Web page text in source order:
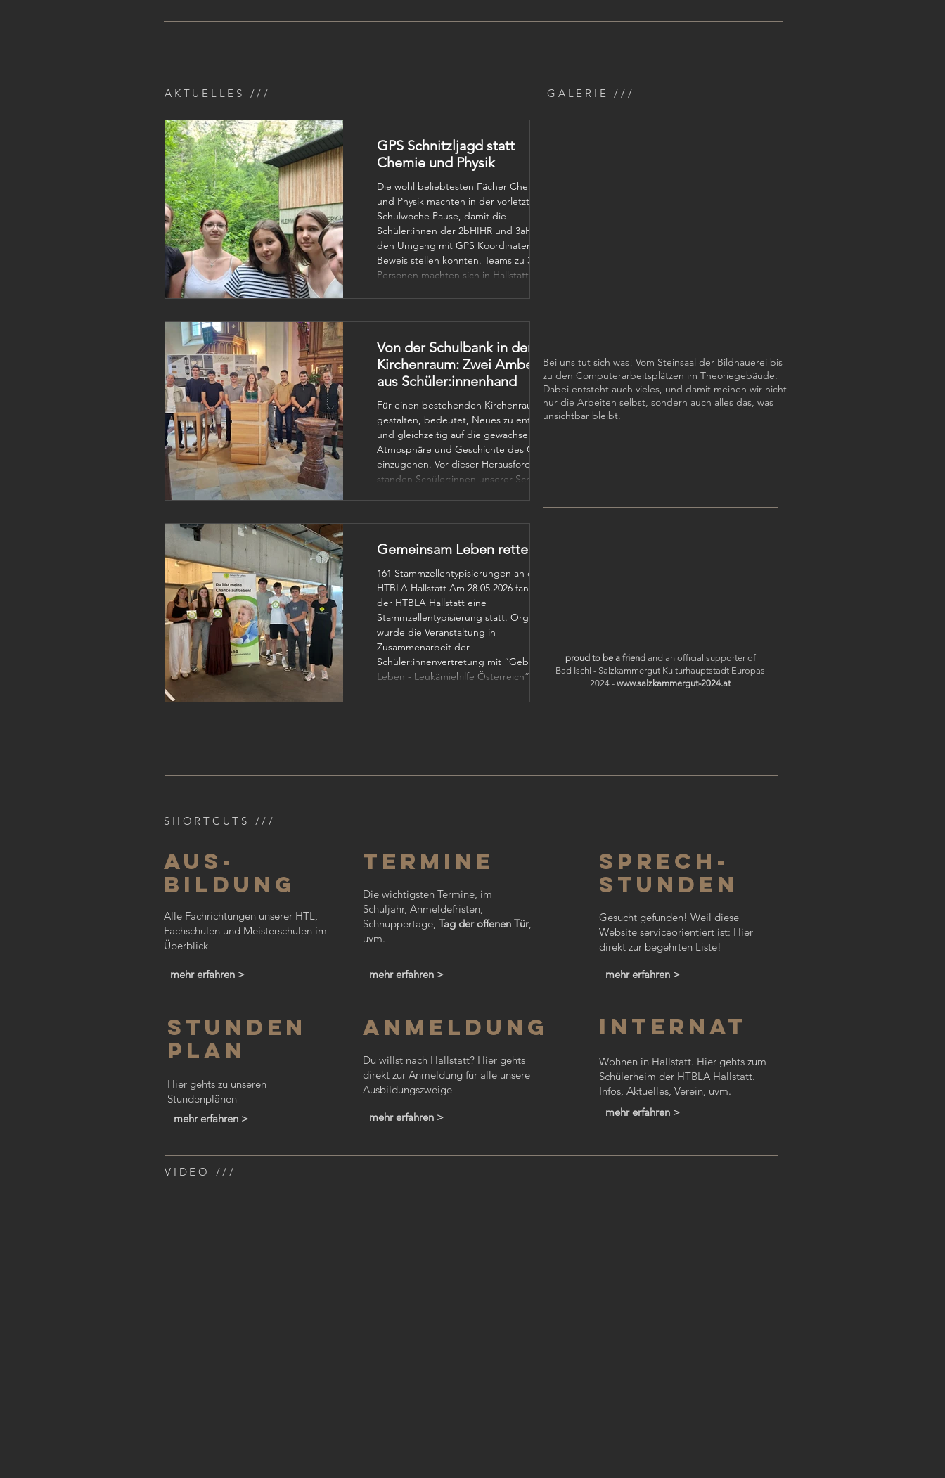
AKTUELLES ///
GPS Schnitzljagd statt
Chemie und Physik
Die wohl beliebtesten Fächer Chemie
und Physik machten in der vorletzten
Schulwoche Pause, damit die
Schüler:innen der 2bHIHR und 3aHIHR
den Umgang mit GPS Koordinaten unter
Beweis stellen konnten. Teams zu 3 bzw. 4
Personen machten sich in Hallstatt auf die
angegeben waren. Von Dezimalgrad,
UTM war alles dabei. Ein Foto vom Ort,
inkl. Team waren die Beweise, w
Von der Schulbank in den
Kirchenraum: Zwei Amben
aus Schüler:innenhand
Für einen bestehenden Kirchenraum zu
gestalten, bedeutet, Neues zu entwickeln
und gleichzeitig auf die gewachsene
Atmosphäre und Geschichte des Ortes
einzugehen. Vor dieser Herausforderung
standen Schüler:innen unserer Schule:
Amben entstehen – Lesepulte, von
werden. Den Auftakt bildete ein
Entwurfswettbewerb im dritten Jahrgang.
Mehr als 50 Ideen entstanden, acht
kamen
Gemeinsam Leben retten
161 Stammzellentypisierungen an der
HTBLA Hallstatt Am 28.05.2026 fand an
der HTBLA Hallstatt eine
Stammzellentypisierung statt. Organisiert
wurde die Veranstaltung in
Zusammenarbeit der
Schüler:innenvertretung mit “Geben für
Leben - Leukämiehilfe Österreich”, um
Stammzellspenderinnen und
an die
GALERIE ///
Bei uns tut sich was! Vom Steinsaal der Bildhauerei bis
zu den Computerarbeitsplätzen im Theoriegebäude.
Dabei entsteht auch vieles, und damit meinen wir nicht
nur die Arbeiten selbst, sondern auch alles das, was
unsichtbar bleibt.
proud to be a friend and an official supporter of
Bad Ischl - Salzkammergut Kulturhauptstadt Europas
2024 - www.salzkammergut-2024.at
SHORTCUTS ///
AUS-
BILDUNG
Alle Fachrichtungen unserer HTL,
Fachschulen und Meisterschulen im
Überblick
mehr erfahren >
Stunden
plan
Hier gehts zu unseren
Stundenplänen
mehr erfahren >
TERMINE
Die wichtigsten Termine, im
Schuljahr, Anmeldefristen,
Schnuppertage, Tag der offenen Tür,
uvm.
mehr erfahren >
ANMELDUNG
Du willst nach Hallstatt? Hier gehts
direkt zur Anmeldung für alle unsere
Ausbildungszweige
mehr erfahren >
SPRECH-
STUNDEN
Gesucht gefunden! Weil diese
Website serviceorientiert ist: Hier
direkt zur begehrten Liste!
mehr erfahren >
INTERNAT
Wohnen in Hallstatt. Hier gehts zum
Schülerheim der HTBLA Hallstatt.
Infos, Aktuelles, Verein, uvm.
mehr erfahren >
VIDEO ///